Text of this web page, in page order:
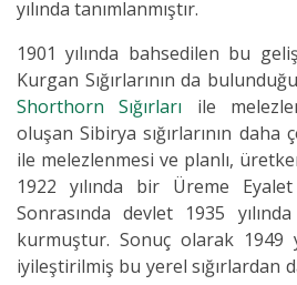
yılında tanımlanmıştır.
1901 yılında bahsedilen bu
Kurgan Sığırlarının da
Shorthorn Sığırları ile
oluşan Sibirya sığırlarının daha
ile melezlenmesi ve planlı,
1922 yılında bir Üreme
Sonrasında devlet 1935
kurmuştur. Sonuç olarak 1949
iyileştirilmiş bu yerel sığırlardan